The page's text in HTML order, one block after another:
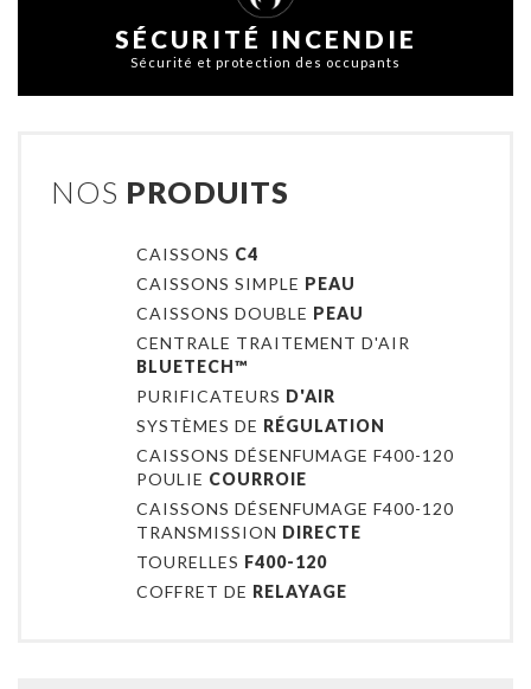
SÉCURITÉ INCENDIE
Sécurité et protection des occupants
NOS PRODUITS
CAISSONS C4
CAISSONS SIMPLE PEAU
CAISSONS DOUBLE PEAU
CENTRALE TRAITEMENT D'AIR
BLUETECH™
PURIFICATEURS D'AIR
SYSTÈMES DE RÉGULATION
CAISSONS DÉSENFUMAGE F400-120
POULIE COURROIE
CAISSONS DÉSENFUMAGE F400-120
TRANSMISSION DIRECTE
TOURELLES F400-120
COFFRET DE RELAYAGE